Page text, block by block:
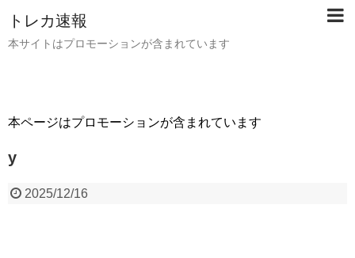
トレカ速報
本サイトはプロモーションが含まれています
本ページはプロモーションが含まれています
y
2025/12/16